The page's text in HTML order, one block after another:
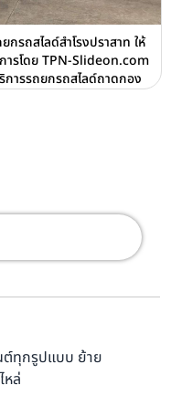
กรถสไลด์สำโรงปราสาท ให้
ารโดย TPN-Slideon.com
การรถยกรถสไลด์ถาดกอง
ต์ทุกรูปแบบ ย้าย
หล่